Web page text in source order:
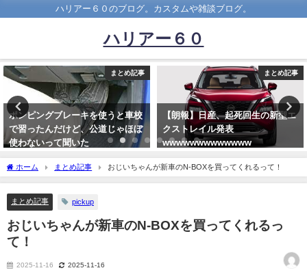
ハリアー６０のブログ。カスタムや雑談ブログ。
ハリアー６０
まとめ記事
【朗報】日産、起死回生の新型エ
クストレイル発表
wwwwwwwwwwwww
まとめ記事
【悲報】車を所有している東京の
若者さん、たった
20.0%wwwwwwww
ホーム まとめ記事 おじいちゃんが新車のN-BOXを買ってくれるって！
まとめ記事 pickup
おじいちゃんが新車のN-BOXを買ってくれるっ
て！
2025-11-16 2025-11-16